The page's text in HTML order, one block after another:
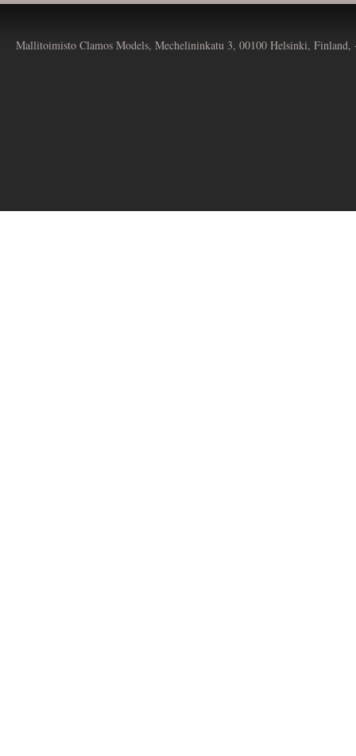
Mallitoimisto Clamos Models, Mechelininkatu 3, 00100 Helsinki,